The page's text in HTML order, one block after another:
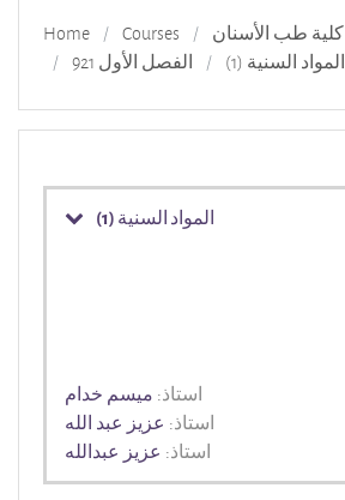
Home Courses كلية طب الأسنان
الفصل الأول 921
المواد السنية (1)
المواد السنية (1)
استاذ: ميسم خدام
استاذ: عزيز عبد الله
استاذ: عزيز عبدالله